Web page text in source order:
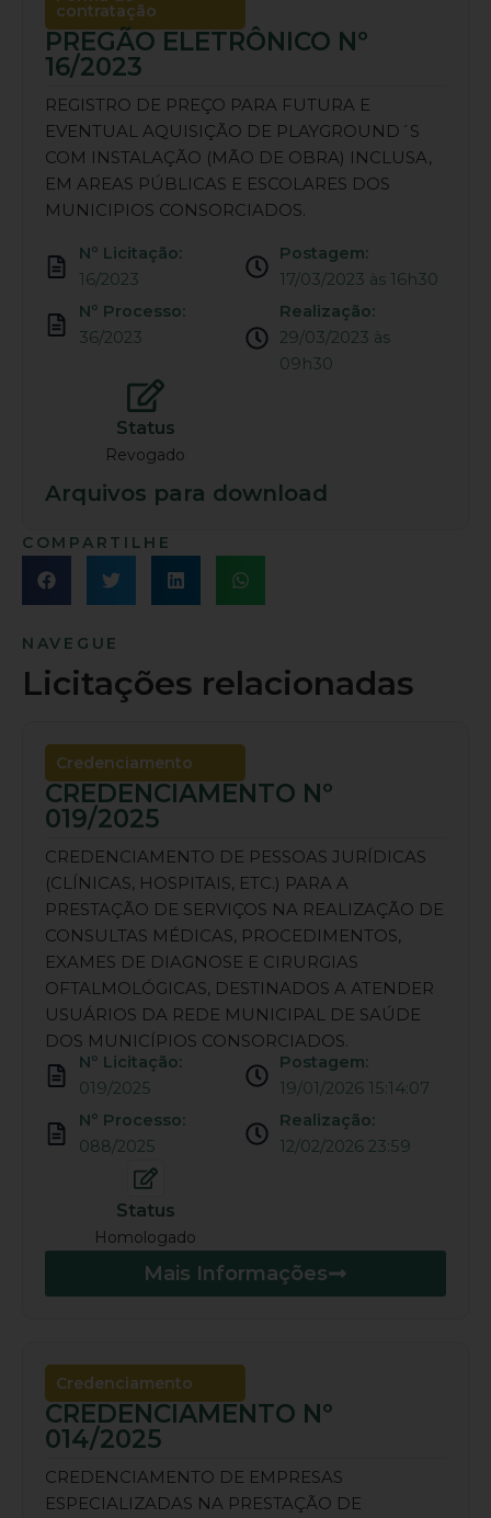
contratação
PREGÃO ELETRÔNICO Nº
16/2023
REGISTRO DE PREÇO PARA FUTURA E
EVENTUAL AQUISIÇÃO DE PLAYGROUND´S
COM INSTALAÇÃO (MÃO DE OBRA) INCLUSA,
EM AREAS PÚBLICAS E ESCOLARES DOS
MUNICIPIOS CONSORCIADOS.
Nº Licitação:
16/2023
Nº Processo:
36/2023
Postagem:
17/03/2023 às 16h30
Realização:
29/03/2023 às
09h30
Status
Revogado
Arquivos para download
COMPARTILHE
NAVEGUE
Licitações relacionadas
Credenciamento
CREDENCIAMENTO Nº
019/2025
CREDENCIAMENTO DE PESSOAS JURÍDICAS
(CLÍNICAS, HOSPITAIS, ETC.) PARA A
PRESTAÇÃO DE SERVIÇOS NA REALIZAÇÃO DE
CONSULTAS MÉDICAS, PROCEDIMENTOS,
EXAMES DE DIAGNOSE E CIRURGIAS
OFTALMOLÓGICAS, DESTINADOS A ATENDER
USUÁRIOS DA REDE MUNICIPAL DE SAÚDE
DOS MUNICÍPIOS CONSORCIADOS.
Nº Licitação:
019/2025
Nº Processo:
088/2025
Postagem:
19/01/2026 15:14:07
Realização:
12/02/2026 23:59
Status
Homologado
Mais Informações
Credenciamento
CREDENCIAMENTO Nº
014/2025
CREDENCIAMENTO DE EMPRESAS
ESPECIALIZADAS NA PRESTAÇÃO DE